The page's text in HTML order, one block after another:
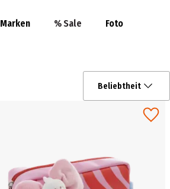
Marken % Sale Foto
Beliebtheit